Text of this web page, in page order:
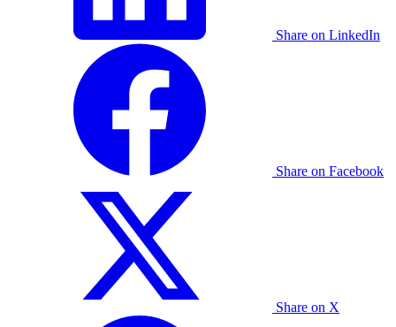
Share on LinkedIn
Share on Facebook
Share on X